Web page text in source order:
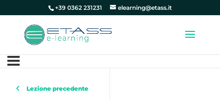
+39 0362 231231 elearning@etass.it
Lezione precedente